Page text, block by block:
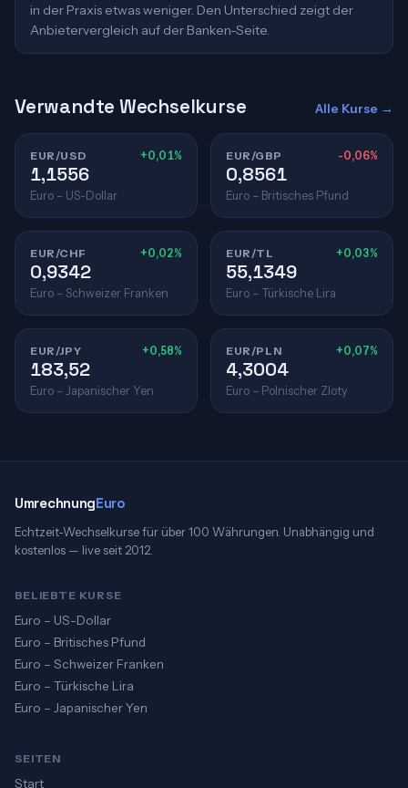
in der Praxis etwas weniger. Den Unterschied zeigt der
Anbietervergleich auf der Banken-Seite.
Verwandte Wechselkurse Alle Kurse →
EUR/USD +0,01%
1,1556
Euro – US-Dollar
EUR/GBP -0,06%
0,8561
Euro – Britisches Pfund
EUR/CHF +0,02%
0,9342
Euro – Schweizer Franken
EUR/TL +0,03%
55,1349
Euro – Türkische Lira
EUR/JPY +0,58%
183,52
Euro – Japanischer Yen
EUR/PLN +0,07%
4,3004
Euro – Polnischer Zloty
UmrechnungEuro
Echtzeit-Wechselkurse für über 100 Währungen. Unabhängig und
kostenlos — live seit 2012.
BELIEBTE KURSE
Euro – US-Dollar
Euro – Britisches Pfund
Euro – Schweizer Franken
Euro – Türkische Lira
Euro – Japanischer Yen
SEITEN
Start